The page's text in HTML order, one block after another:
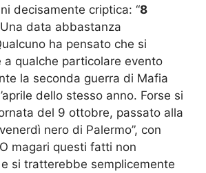
decisamente criptica: “8
Una data abbastanza
ha pensato che si
a qualche particolare evento
la seconda guerra di Mafia
dello stesso anno. Forse si
del 9 ottobre, passato alla
nero di Palermo”, con
magari questi fatti non
e si tratterebbe semplicemente